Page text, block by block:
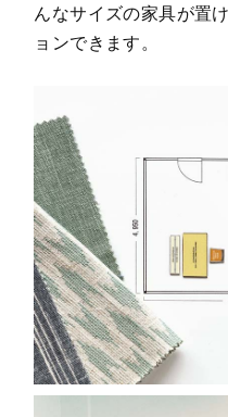
んなサイズの家具が置
ョンできます。